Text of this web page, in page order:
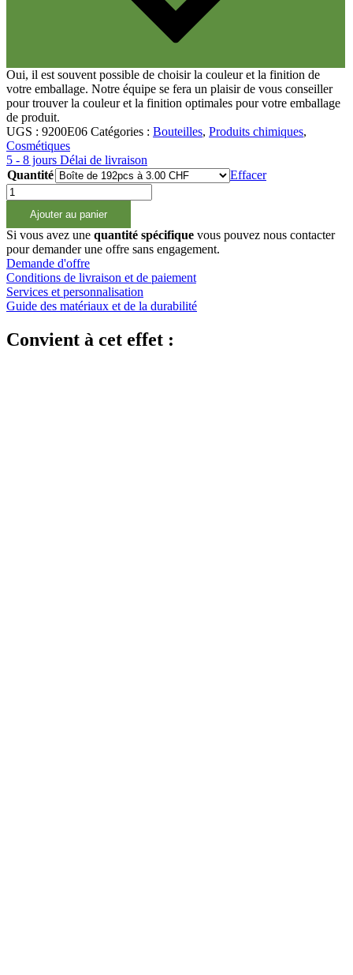
Oui, il est souvent possible de choisir la couleur et la finition de
votre emballage. Notre équipe se fera un plaisir de vous conseiller
pour trouver la couleur et la finition optimales pour votre emballage
de produit.
UGS : 9200E06 Catégories : Bouteilles, Produits chimiques,
Cosmétiques
5 - 8 jours Délai de livraison
Quantité
Effacer
quantité
de
250ml
Aluminiumflasche
24/410
Ajouter au panier
Si vous avez une quantité spécifique vous pouvez nous contacter
pour demander une offre sans engagement.
Demande d'offre
Conditions de livraison et de paiement
Services et personnalisation
Guide des matériaux et de la durabilité
Convient à cet effet :